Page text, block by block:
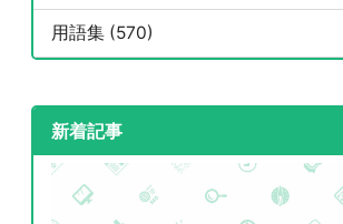
用語集 (570)
新着記事